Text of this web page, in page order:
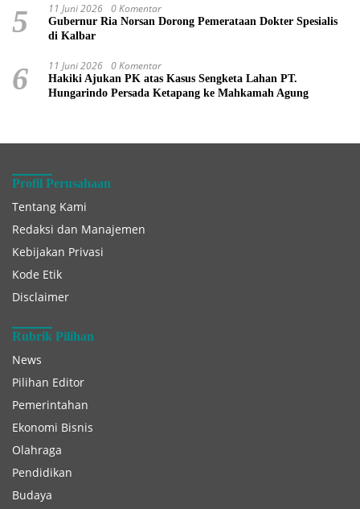
5 11 Juni 2026 0 Komentar
Gubernur Ria Norsan Dorong Pemerataan Dokter Spesialis
di Kalbar
6 11 Juni 2026 0 Komentar
Hakiki Ajukan PK atas Kasus Sengketa Lahan PT.
Hungarindo Persada Ketapang ke Mahkamah Agung
Profil Perusahaan
Tentang Kami
Redaksi dan Manajemen
Kebijakan Privasi
Kode Etik
Disclaimer
Rubrik Pilihan
News
Pilihan Editor
Pemerintahan
Ekonomi Bisnis
Olahraga
Pendidikan
Budaya